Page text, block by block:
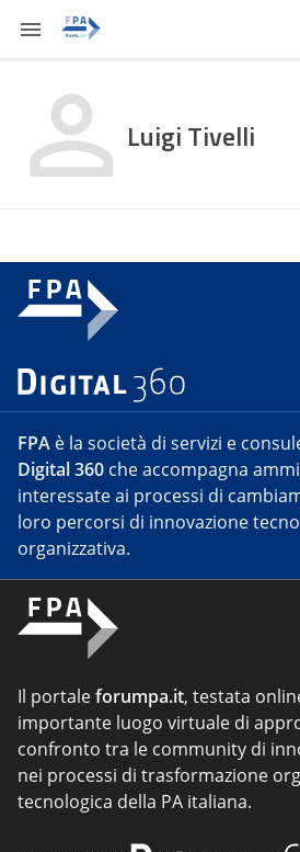
Luigi Tivelli
FPA è la società di servizi e
Digital 360 che accompagna
interessate ai processi di
loro percorsi di innovazione
organizzativa.
Il portaleforumpa.it, testata
importante luogo virtuale di
confronto tra le community di
nei processi di trasformazione
tecnologica della PA italiana.